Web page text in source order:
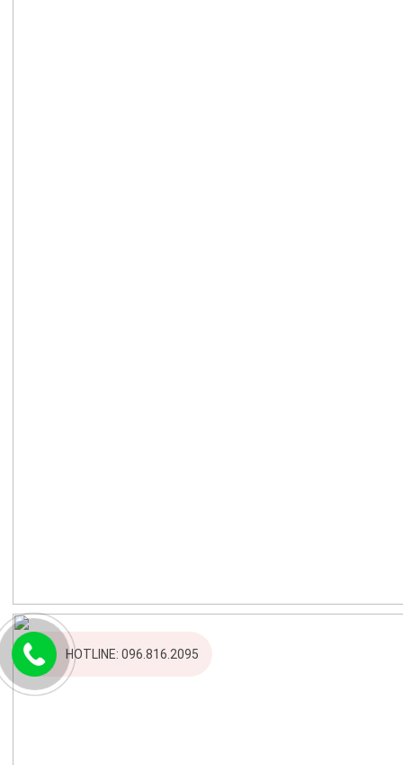
HOTLINE: 096.816.2095